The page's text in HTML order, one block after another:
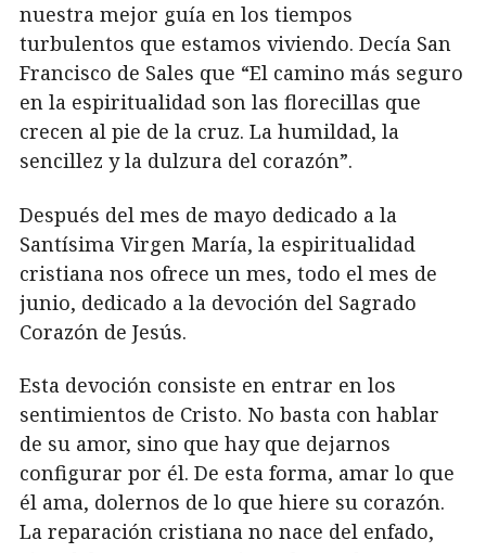
nuestra mejor guía en los tiempos
turbulentos que estamos viviendo. Decía San
Francisco de Sales que “El camino más seguro
en la espiritualidad son las florecillas que
crecen al pie de la cruz. La humildad, la
sencillez y la dulzura del corazón”.
Después del mes de mayo dedicado a la
Santísima Virgen María, la espiritualidad
cristiana nos ofrece un mes, todo el mes de
junio, dedicado a la devoción del Sagrado
Corazón de Jesús.
Esta devoción consiste en entrar en los
sentimientos de Cristo. No basta con hablar
de su amor, sino que hay que dejarnos
configurar por él. De esta forma, amar lo que
él ama, dolernos de lo que hiere su corazón.
La reparación cristiana no nace del enfado,